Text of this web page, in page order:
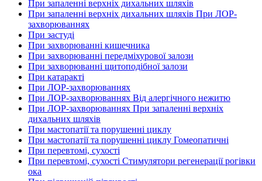
При запаленні верхніх дихальних шляхів
При запаленні верхніх дихальних шляхів При ЛОР-
захворюваннях
При застуді
При захворюванні кишечника
При захворюванні передміхурової залози
При захворюванні щитоподібної залози
При катаракті
При ЛОР-захворюваннях
При ЛОР-захворюваннях Від алергічного нежитю
При ЛОР-захворюваннях При запаленні верхніх
дихальних шляхів
При мастопатії та порушенні циклу
При мастопатії та порушенні циклу Гомеопатичні
При перевтомі, сухості
При перевтомі, сухості Стимулятори регенерації рогівки
ока